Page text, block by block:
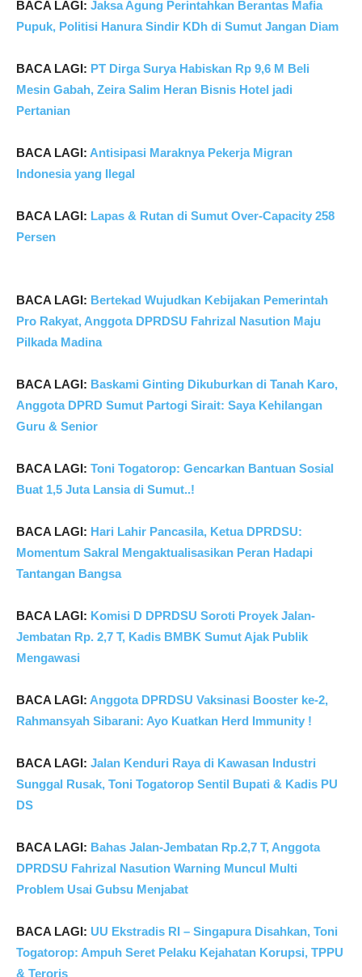
BACA LAGI: Jaksa Agung Perintahkan Berantas Mafia
Pupuk, Politisi Hanura Sindir KDh di Sumut Jangan Diam
BACA LAGI: PT Dirga Surya Habiskan Rp 9,6 M Beli
Mesin Gabah, Zeira Salim Heran Bisnis Hotel jadi
Pertanian
BACA LAGI: Antisipasi Maraknya Pekerja Migran
Indonesia yang Ilegal
BACA LAGI: Lapas & Rutan di Sumut Over-Capacity 258
Persen
BACA LAGI: Bertekad Wujudkan Kebijakan Pemerintah
Pro Rakyat, Anggota DPRDSU Fahrizal Nasution Maju
Pilkada Madina
BACA LAGI: Baskami Ginting Dikuburkan di Tanah Karo,
Anggota DPRD Sumut Partogi Sirait: Saya Kehilangan
Guru & Senior
BACA LAGI: Toni Togatorop: Gencarkan Bantuan Sosial
Buat 1,5 Juta Lansia di Sumut..!
BACA LAGI: Hari Lahir Pancasila, Ketua DPRDSU:
Momentum Sakral Mengaktualisasikan Peran Hadapi
Tantangan Bangsa
BACA LAGI: Komisi D DPRDSU Soroti Proyek Jalan-
Jembatan Rp. 2,7 T, Kadis BMBK Sumut Ajak Publik
Mengawasi
BACA LAGI: Anggota DPRDSU Vaksinasi Booster ke-2,
Rahmansyah Sibarani: Ayo Kuatkan Herd Immunity !
BACA LAGI: Jalan Kenduri Raya di Kawasan Industri
Sunggal Rusak, Toni Togatorop Sentil Bupati & Kadis PU
DS
BACA LAGI: Bahas Jalan-Jembatan Rp.2,7 T, Anggota
DPRDSU Fahrizal Nasution Warning Muncul Multi
Problem Usai Gubsu Menjabat
BACA LAGI: UU Ekstradis RI – Singapura Disahkan, Toni
Togatorop: Ampuh Seret Pelaku Kejahatan Korupsi, TPPU
& Teroris